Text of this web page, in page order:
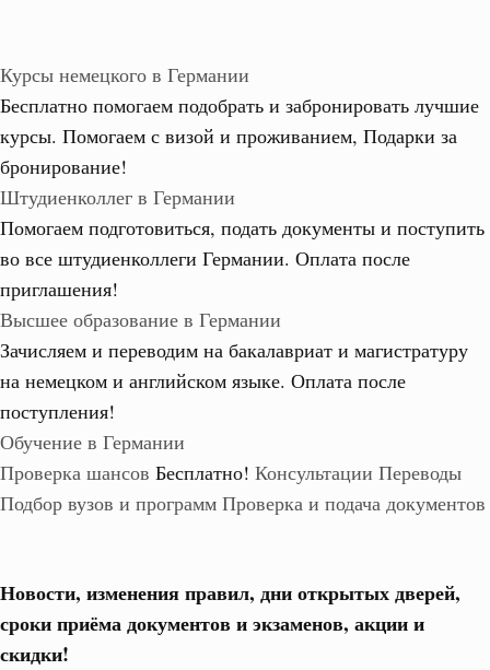
Курсы немецкого в Германии
Бесплатно помогаем подобрать и забронировать лучшие
курсы. Помогаем с визой и проживанием, Подарки за
бронирование!
Штудиенколлег в Германии
Помогаем подготовиться, подать документы и поступить
во все штудиенколлеги Германии. Оплата после
приглашения!
Высшее образование в Германии
Зачисляем и переводим на бакалавриат и магистратуру
на немецком и английском языке. Оплата после
поступления!
Обучение в Германии
Проверка шансов Бесплатно! Консультации Переводы
Подбор вузов и программ Проверка и подача документов
Новости, изменения правил, дни открытых дверей,
сроки приёма документов и экзаменов, акции и
скидки!